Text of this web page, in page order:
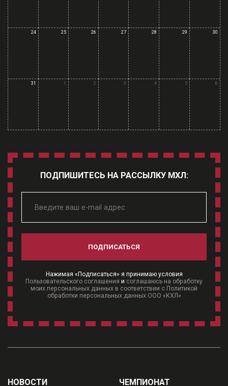
24 25 26 27 28 29 30
31 1 2 3 4 5 6
ПОДПИШИТЕСЬ НА РАССЫЛКУ МХЛ:
ПОДПИСАТЬСЯ
Нажимая «Подписаться» я принимаю условия
Пользовательского соглашения и соглашаюсь на обработку
моих персональных данных в соответствии с Политикой
обработки персональных данных ООО «КХЛ»
НОВОСТИ
ЧЕМПИОНАТ